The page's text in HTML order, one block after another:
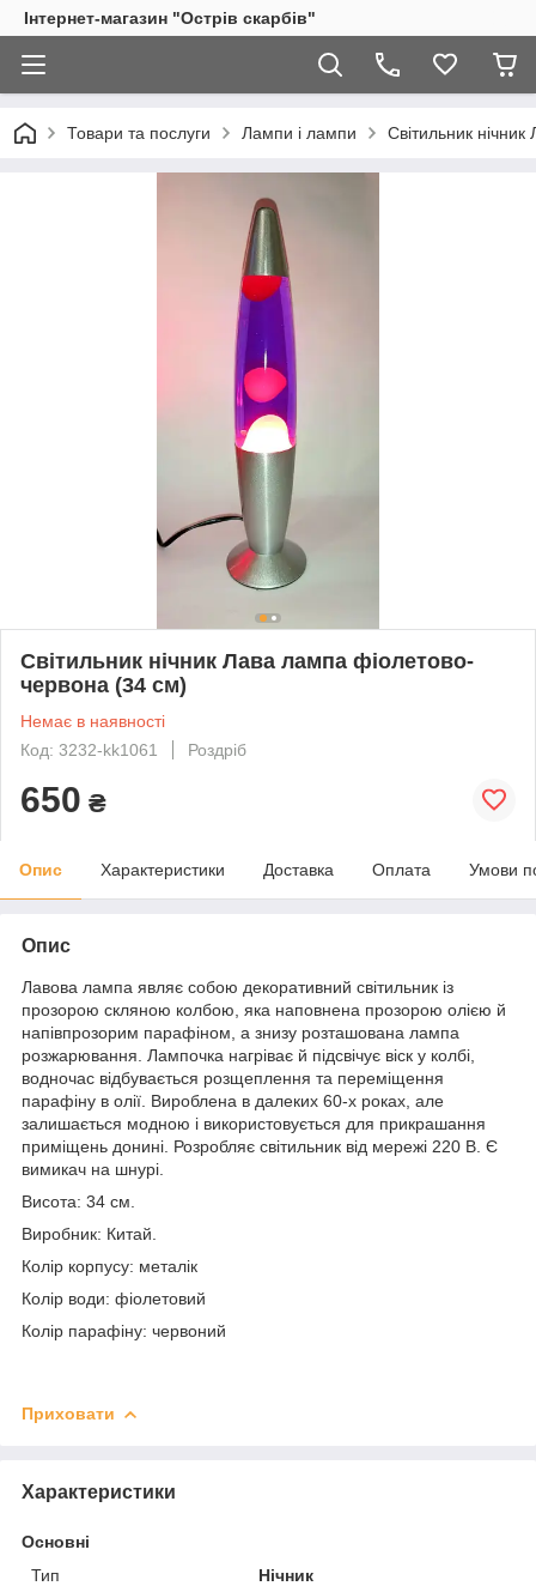
Інтернет-магазин "Острів скарбів"
Товари та послуги Лампи і лампи Світильник
Світильник нічник Лава лампа фіолетово-
червона (34 см)
Немає в наявності
Код: 3232-kk1061
Роздріб
650 ₴
Опис Характеристики Доставка Оплата Умови
Опис
Лавова лампа являє собою декоративний світильник із
прозорою скляною колбою, яка наповнена прозорою олією й
напівпрозорим парафіном, а знизу розташована лампа
розжарювання. Лампочка нагріває й підсвічує віск у колбі,
водночас відбувається розщеплення та переміщення
парафіну в олії. Вироблена в далеких 60-х роках, але
залишається модною і використовується для прикрашання
приміщень донині. Розробляє світильник від мережі 220 В. Є
вимикач на шнурі.
Висота: 34 см.
Виробник: Китай.
Колір корпусу: металік
Колір води: фіолетовий
Колір парафіну: червоний
Приховати
Характеристики
Основні
Тип
Нічник